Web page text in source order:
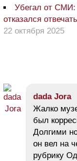
Убегал от СМИ:
отказался
22 октября 2025
dada Jora
Жалко
был
Долгими
он вел на
рубрику